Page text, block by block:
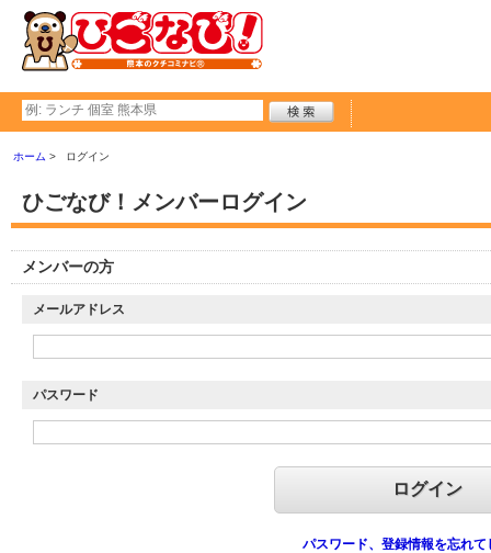
ホーム ログイン
ひごなび！メンバーログイン
メンバーの方
メールアドレス
パスワード
パスワード、登録情報を忘れて